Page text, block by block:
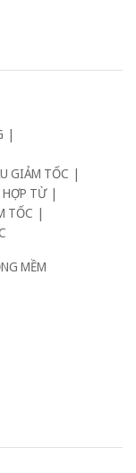
GIẢM TỐC
HỢP TỪ
TỐC
MỀM